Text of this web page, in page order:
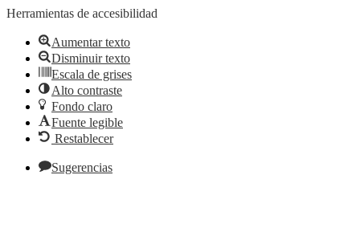
Herramientas de accesibilidad
Aumentar texto
Disminuir texto
Escala de grises
Alto contraste
Fondo claro
Fuente legible
Restablecer
Sugerencias